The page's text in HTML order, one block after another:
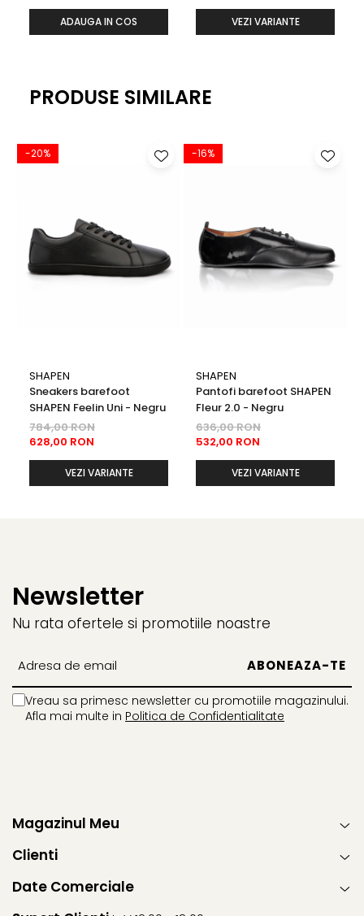
ADAUGA IN COS VEZI VARIANTE
PRODUSE SIMILARE
-20%
SHAPEN
Sneakers barefoot
SHAPEN Feelin Uni - Negru
784,00 RON
628,00 RON
VEZI VARIANTE
-16%
SHAPEN
Pantofi barefoot SHAPEN
Fleur 2.0 - Negru
636,00 RON
532,00 RON
VEZI VARIANTE
Newsletter
Nu rata ofertele si promotiile noastre
Vreau sa primesc newsletter cu promotiile magazinului.
Afla mai multe in Politica de Confidentialitate
Magazinul Meu
Clienti
Date Comerciale